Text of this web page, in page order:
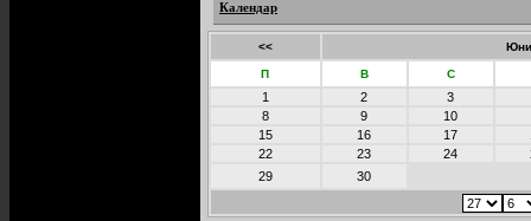
Календар
<<
П В С
1 2
3
8
9
10
15
16 17
22
23 24
29
30